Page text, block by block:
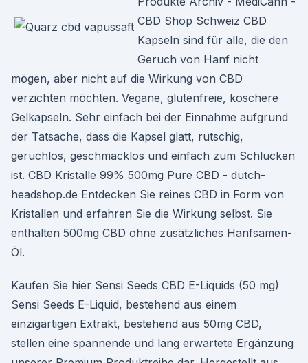
CBD Shop Schweiz CBD
Kapseln sind für alle, die den
Geruch von Hanf nicht
mögen, aber nicht auf die Wirkung von CBD
verzichten möchten. Vegane, glutenfreie, koschere
Gelkapseln. Sehr einfach bei der Einnahme aufgrund
der Tatsache, dass die Kapsel glatt, rutschig,
geruchlos, geschmacklos und einfach zum Schlucken
ist. CBD Kristalle 99% 500mg Pure CBD - dutch-
headshop.de Entdecken Sie reines CBD in Form von
Kristallen und erfahren Sie die Wirkung selbst. Sie
enthalten 500mg CBD ohne zusätzliches Hanfsamen-
Öl.
Kaufen Sie hier Sensi Seeds CBD E-Liquids (50 mg)
Sensi Seeds E-Liquid, bestehend aus einem
einzigartigen Extrakt, bestehend aus 50mg CBD,
stellen eine spannende und lang erwartete Ergänzung